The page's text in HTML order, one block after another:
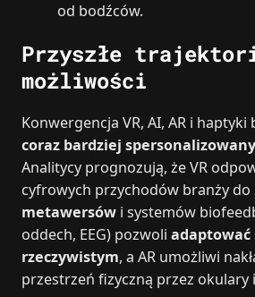
od bodźców.
Przyszłe
możliwości
Konwergencja VR, AI, AR i
coraz bardziej
Analitycy prognozują, że VR
cyfrowych przychodów branży do
metawersów i systemów
oddech, EEG) pozwoli adaptować
rzeczywistym, a AR umożliwi
przestrzeń fizyczną przez okulary